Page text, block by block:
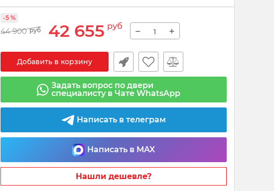
44 900 руб 42 655 руб
-5 %
− +
Добавить в корзину
Задать вопрос по двери
специалисту в Чате WhatsApp
Написать в телеграм
Написать в MAX
Нашли дешевле?